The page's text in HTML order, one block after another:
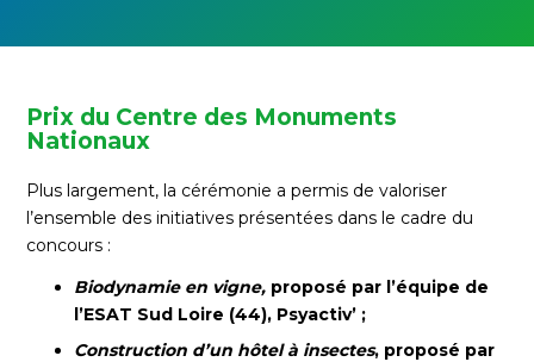
Prix du Centre des Monuments
Nationaux
Plus largement, la cérémonie a permis de valoriser
l’ensemble des initiatives présentées dans le cadre du
concours :
Biodynamie en vigne, proposé par l’équipe de
l’ESAT Sud Loire (44), Psyactiv’ ;
Construction d’un hôtel à insectes, proposé par